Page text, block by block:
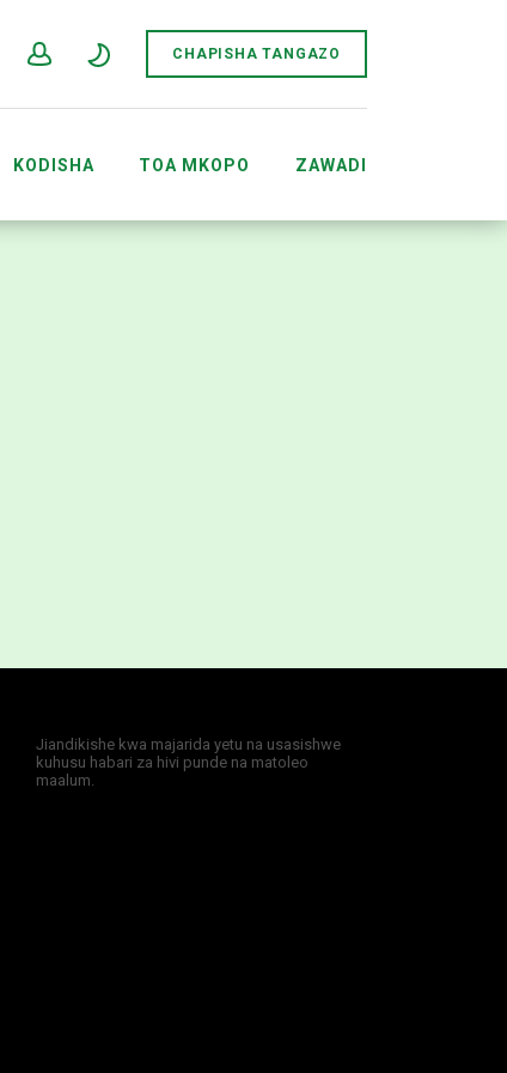
CHAPISHA TANGAZO
KODISHA TOA MKOPO ZAWADI
Jiandikishe kwa majarida yetu na usasishwe
kuhusu habari za hivi punde na matoleo
maalum.